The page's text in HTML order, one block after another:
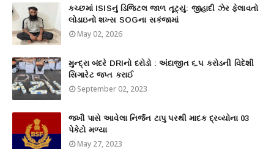
કચ્છમાં ISISનું ડિજિટલ જાળ તૂટ્યું: જીહાદી ઝેર ફેલાવતો
લોડાઇનો શખ્સ SOGના સકંજામાં
May 02, 2026
મુન્દ્રા બંદરે DRIનો દરોડો : અંદાજીત ૬.૫ કરોડની વિદેશી
સિગારેટ જપ્ત કરાઈ
September 02, 2023
જખૌ પાસે આવેલા નિર્જન ટાપુ પરથી માદક દ્રવ્યોના 03
પેકેટો મળ્યા
May 27, 2023